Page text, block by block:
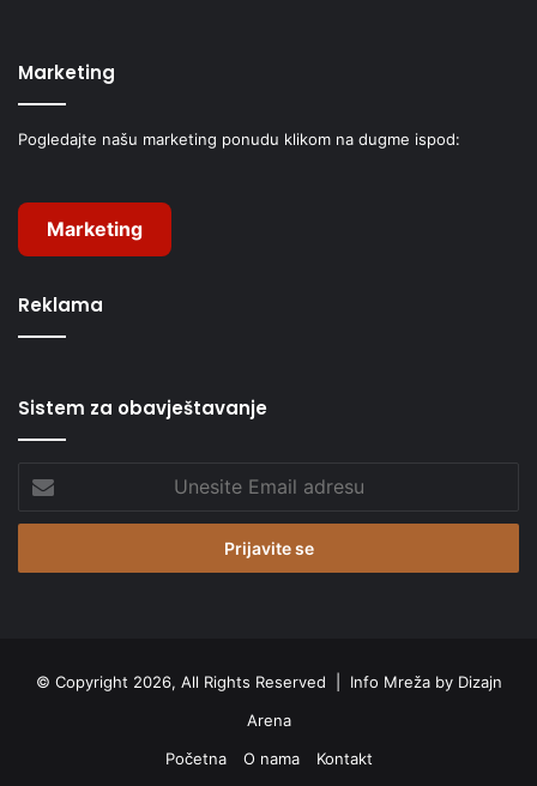
Marketing
Pogledajte našu marketing ponudu klikom na dugme ispod:
Marketing
Reklama
Sistem za obavještavanje
Email
adresu
© Copyright 2026, All Rights Reserved | Info Mreža by Dizajn
Arena
Početna
O nama Kontakt